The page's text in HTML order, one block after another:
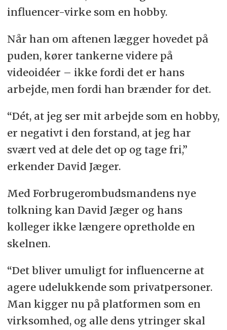
influencer-virke som en hobby.
Når han om aftenen lægger hovedet på
puden, kører tankerne videre på
videoidéer – ikke fordi det er hans
arbejde, men fordi han brænder for det.
“Dét, at jeg ser mit arbejde som en hobby,
er negativt i den forstand, at jeg har
svært ved at dele det op og tage fri,”
erkender David Jæger.
Med Forbrugerombudsmandens nye
tolkning kan David Jæger og hans
kolleger ikke længere opretholde en
skelnen.
“Det bliver umuligt for influencerne at
agere udelukkende som privatpersoner.
Man kigger nu på platformen som en
virksomhed, og alle dens ytringer skal